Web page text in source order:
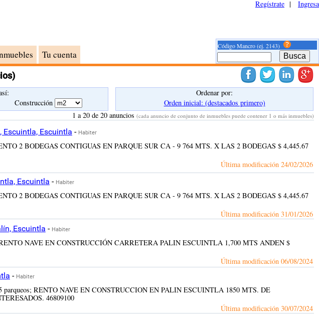
Tu cuenta
Regístrate | Ingresa
Código Mancro (ej. 2143)
Construcción
Ordenar por:
Orden inicial: (destacados primero)
1 a 20 de 20 anuncios (cada anuncio de conjunto de inmuebles puede contener 1 o más inmuebles)
Escuintla, Escuintla - Habiter
2 BODEGAS CONTIGUAS EN PARQUE SUR CA - 9 764 MTS. X LAS 2 BODEGAS $ 4,445.67
Última modificación 24/02/2026
Escuintla - Habiter
2 BODEGAS CONTIGUAS EN PARQUE SUR CA - 9 764 MTS. X LAS 2 BODEGAS $ 4,445.67
Última modificación 31/01/2026
Escuintla - Habiter
NAVE EN CONSTRUCCIÓN CARRETERA PALIN ESCUINTLA 1,700 MTS ANDEN $
Última modificación 06/08/2024
- Habiter
parqueos; RENTO NAVE EN CONSTRUCCION EN PALIN ESCUINTLA 1850 MTS. DE
46809100
Última modificación 30/07/2024